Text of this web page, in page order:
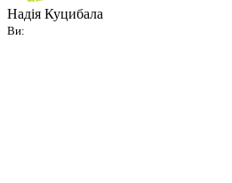
Надія Куцибала
Ви: